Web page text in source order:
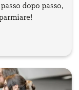
dopo passo,